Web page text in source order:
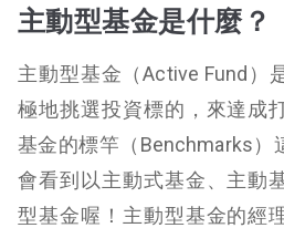
主動型基金是什麼？
主動型基金（Active Fund）
極地挑選投資標的，來達成
基金的標竿（Benchmarks）
會看到以主動式基金、主動
型基金喔！主動型基金的經